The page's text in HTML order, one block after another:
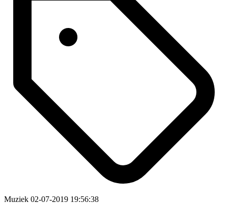
Muziek 02-07-2019 19:56:38